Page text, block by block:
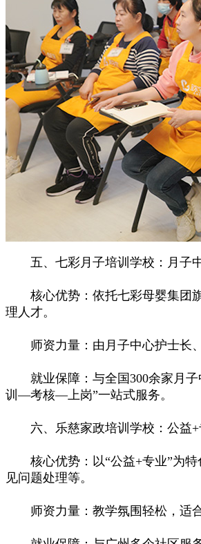
五、七彩月子培训学校：月子
核心优势：依托七彩母婴集团旗
理人才。
师资力量：由月子中心护士长、
就业保障：与全国300余家月子
训—考核—上岗”一站式服务。
六、乐慈家政培训学校：公益+
核心优势：以“公益+专业”为特
见问题处理等。
师资力量：教学氛围轻松，适合